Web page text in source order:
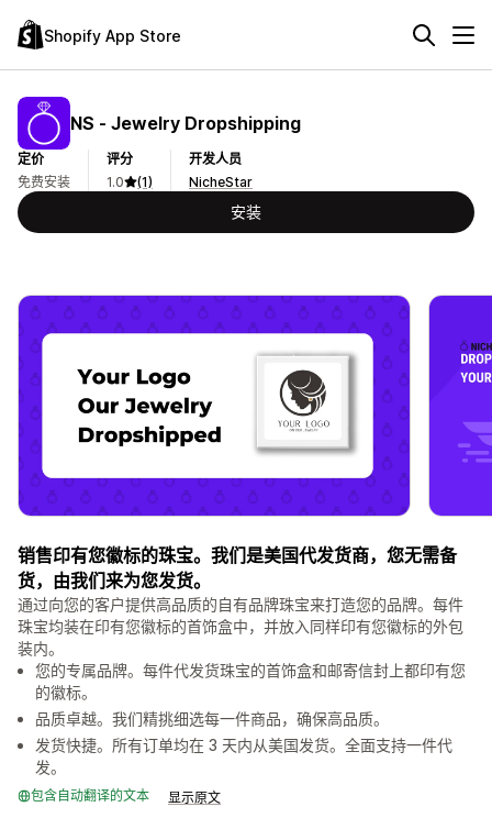
Shopify App Store
NS ‑ Jewelry Dropshipping
定价
免费安装
评分
1.0
(1)
开发人员
NicheStar
安装
销售印有您徽标的珠宝。我们是美国代发货商，您无需备
货，由我们来为您发货。
通过向您的客户提供高品质的自有品牌珠宝来打造您的品牌。每件
珠宝均装在印有您徽标的首饰盒中，并放入同样印有您徽标的外包
装内。
您的专属品牌。每件代发货珠宝的首饰盒和邮寄信封上都印有您
的徽标。
品质卓越。我们精挑细选每一件商品，确保高品质。
发货快捷。所有订单均在 3 天内从美国发货。全面支持一件代
发。
包含自动翻译的文本 显示原文